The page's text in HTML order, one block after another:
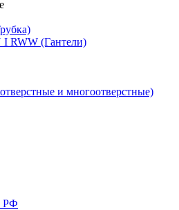
RWW (Гантели)
и многоотверстные)
РФ